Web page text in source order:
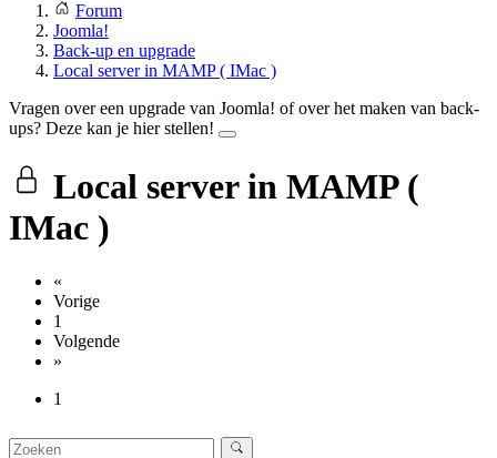
Forum
Joomla!
Back-up en upgrade
Local server in MAMP ( IMac )
Vragen over een upgrade van Joomla! of over het maken van back-
ups? Deze kan je hier stellen!
Local server in MAMP (
IMac )
«
Vorige
1
Volgende
»
1